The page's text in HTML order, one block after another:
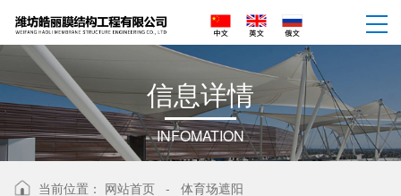
信息详情
INFOMATION
当前位置： 网站首页 - 体育场遮阳